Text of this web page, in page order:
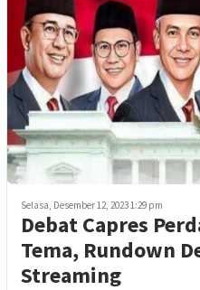
Selasa, Desember 12, 2023 1:29 pm
Debat Capres
Tema, Rundown
Streaming